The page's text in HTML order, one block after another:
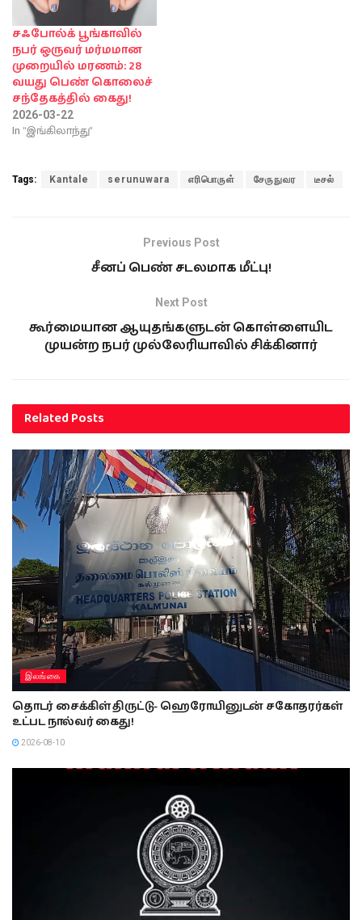
சஃபோல்க் பூங்காவில்
நபர் ஒருவர் மர்மமான
முறையில் மரணம்: 28
வயது பெண் கொலைச்
சந்தேகத்தில் கைது!
2026-03-22
In "இங்கிலாந்து"
Tags: Kantale serunuwara எரிபொருள் சேருநுவர டீசல்
Previous Post
சீனப் பெண் சடலமாக மீட்பு!
Next Post
கூர்மையான ஆயுதங்களுடன் கொள்ளையிட
முயன்ற நபர் முல்லேரியாவில் சிக்கினார்
RelatedPosts
இலங்கை
தொடர் சைக்கிள் திருட்டு- ஹெரோயினுடன் சகோதரர்கள்
உட்பட நால்வர் கைது!
2026-08-10